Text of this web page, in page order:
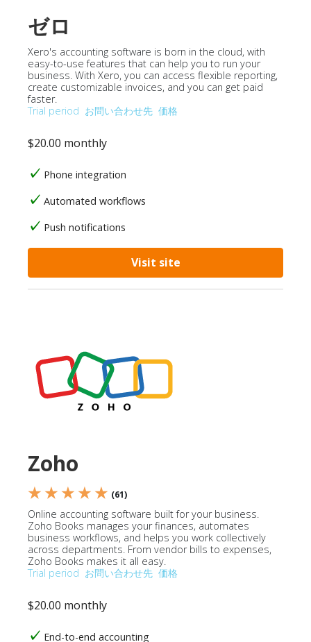
ゼロ
Xero's accounting software is born in the cloud, with
easy-to-use features that can help you to run your
business. With Xero, you can access flexible reporting,
create customizable invoices, and you can get paid
faster.
Trial period お問い合わせ先 価格
$20.00 monthly
Phone integration
Automated workflows
Push notifications
Visit site
Zoho
★ ★ ★ ★ ★ (61)
Online accounting software built for your business.
Zoho Books manages your finances, automates
business workflows, and helps you work collectively
across departments. From vendor bills to expenses,
Zoho Books makes it all easy.
Trial period お問い合わせ先 価格
$20.00 monthly
End-to-end accounting